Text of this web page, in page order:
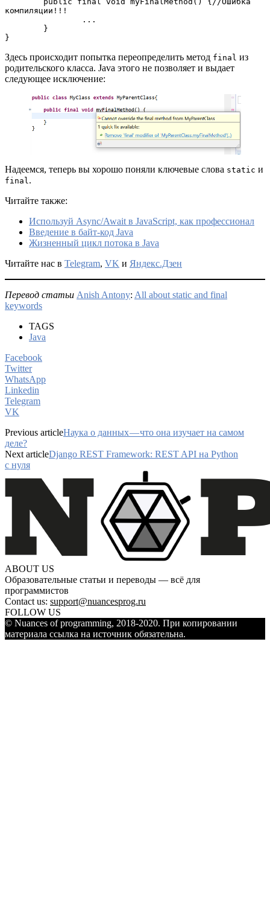
компиляции!!!
		...
	}
}
Здесь происходит попытка переопределить метод final из
родительского класса. Java этого не позволяет и выдает
следующее исключение:
Надеемся, теперь вы хорошо поняли ключевые слова static и
final .
Читайте также:
Используй Async/Await в JavaScript, как профессионал
Введение в байт-код Java
Жизненный цикл потока в Java
Читайте нас в Telegram, VK и Яндекс.Дзен
Перевод статьи Anish Antony: All about static and final
keywords
TAGS
Java
Facebook
Twitter
WhatsApp
Linkedin
Telegram
VK
Previous articleНаука о данных — что она изучает на самом
деле?
Next articleDjango REST Framework: REST API на Python
с нуля
ABOUT US
Образовательные статьи и переводы — всё для
программистов
Contact us: support@nuancesprog.ru
FOLLOW US
© Nuances of programming, 2018-2020. При копировании
материала ссылка на источник обязательна.